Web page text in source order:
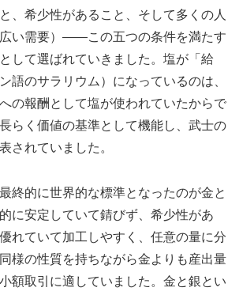
、希少性があること、そして多くの人
い需要）——この五つの条件を満たす
して選ばれていきました。塩が「給
語のサラリウム）になっているのは、
の報酬として塩が使われていたからで
らく価値の基準として機能し、武士の
されていました。
終的に世界的な標準となったのが金と
に安定していて錆びず、希少性があ
れていて加工しやすく、任意の量に分
様の性質を持ちながら金よりも産出量
額取引に適していました。金と銀とい